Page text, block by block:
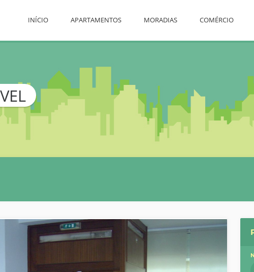
INÍCIO APARTAMENTOS MORADIAS COMÉRCIO